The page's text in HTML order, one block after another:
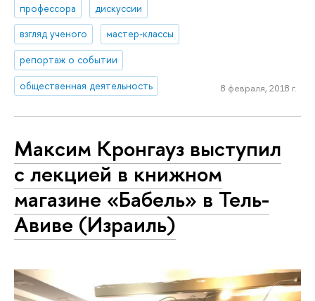
профессора
дискуссии
взгляд ученого
мастер-классы
репортаж о событии
общественная деятельность
8 февраля, 2018 г.
Максим Кронгауз выступил
с лекцией в книжном
магазине «Бабель» в Тель-
Авиве (Израиль)